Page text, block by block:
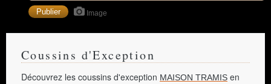
Image
Coussins d'Exception
Découvrez les coussins d'exception MAISON TRAMIS en